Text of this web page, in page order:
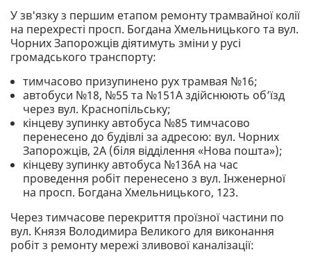
У зв'язку з першим етапом ремонту трамвайної колії
на перехресті просп. Богдана Хмельницького та вул.
Чорних Запорожців діятимуть зміни у русі
громадського транспорту:
тимчасово призупинено рух трамвая №16;
автобуси №18, №55 та №151А здійснюють об’їзд
через вул. Краснопільську;
кінцеву зупинку автобуса №85 тимчасово
перенесено до будівлі за адресою: вул. Чорних
Запорожців, 2А (біля відділення «Нова пошта»);
кінцеву зупинку автобуса №136А на час
проведення робіт перенесено з вул. Інженерної
на просп. Богдана Хмельницького, 123.
Через тимчасове перекриття проїзної частини по
вул. Князя Володимира Великого для виконання
робіт з ремонту мережі зливової каналізації: